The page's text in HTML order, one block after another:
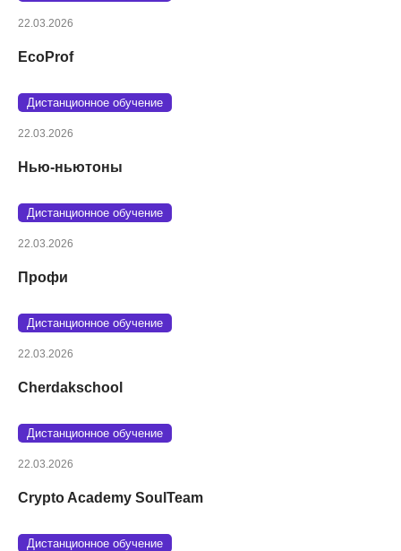
22.03.2026
EcoProf
Дистанционное обучение
22.03.2026
Нью-ньютоны
Дистанционное обучение
22.03.2026
Профи
Дистанционное обучение
22.03.2026
Cherdakschool
Дистанционное обучение
22.03.2026
Crypto Academy SoulTeam
Дистанционное обучение